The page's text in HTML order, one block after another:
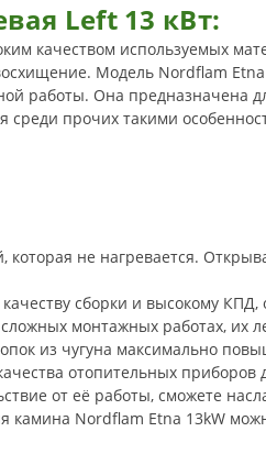
Left 13 кВт:
качеством используемых
Модель Nordflam
работы. Она предназначена
среди прочих такими
не нагревается.
сборки и высокому
монтажных работах, их
из чугуна максимально
отопительных приборов
от её работы, сможете
камина Nordflam Etna 13kW